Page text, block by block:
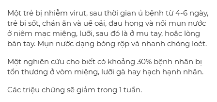
Một trẻ bị nhiễm virut, sau thời gian ủ bệnh từ 4-6 ngày,
trẻ bị sốt, chán ăn và uể oải, đau họng và nổi mụn nước
ở niêm mạc miệng, lưỡi, sau đó là ở mu tay, hoặc lòng
bàn tay. Mụn nước dạng bóng rộp và nhanh chóng loét.
Một nghiên cứu cho biết có khoảng 30% bệnh nhân bị
tổn thương ở vòm miệng, lưỡi gà hay hạch hạnh nhân.
Các triệu chứng sẽ giảm trong 1 tuần.